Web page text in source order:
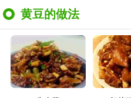
黄豆的做法